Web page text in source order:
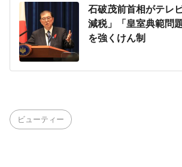
石破茂前首相がテレ
減税」「皇室典範問
を強くけん制
ビューティー